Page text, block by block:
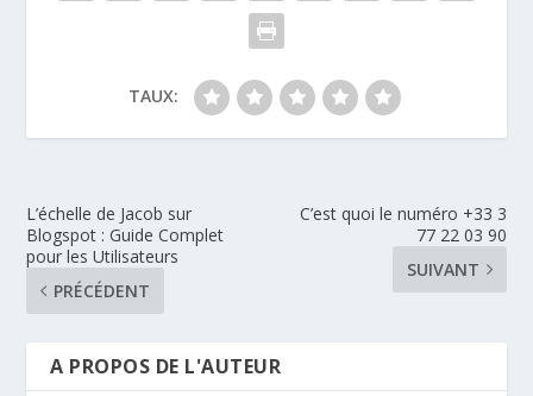
TAUX:
L’échelle de Jacob sur
Blogspot : Guide Complet
pour les Utilisateurs
PRÉCÉDENT
C’est quoi le numéro +33 3
77 22 03 90
SUIVANT
A PROPOS DE L'AUTEUR